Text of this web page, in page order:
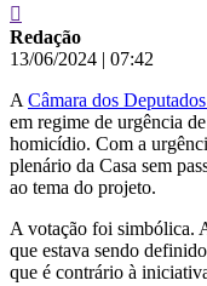
Redação
13/06/2024 | 07:42
A Câmara dos Deputados
em regime de urgência
homicídio. Com a
plenário da Casa sem
ao tema do projeto.
A votação foi simbólica.
que estava sendo
que é contrário à